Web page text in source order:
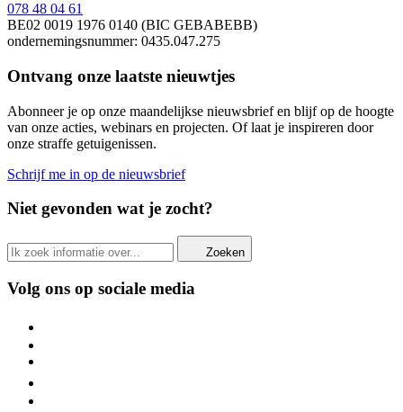
078 48 04 61
BE02 0019 1976 0140 (BIC GEBABEBB)
ondernemingsnummer: 0435.047.275
Ontvang onze laatste nieuwtjes
Abonneer je op onze maandelijkse nieuwsbrief en blijf op de hoogte
van onze acties, webinars en projecten. Of laat je inspireren door
onze straffe getuigenissen.
Schrijf me in op de nieuwsbrief
Niet gevonden wat je zocht?
Zoeken
Volg ons op sociale media